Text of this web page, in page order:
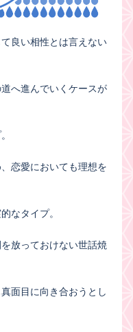
良い相性とは言えない
へ進んでいくケースが
恋愛においても理想を
なタイプ。
放っておけない世話焼
面目に向き合おうとし